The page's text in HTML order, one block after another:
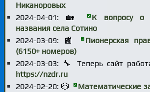
Никаноровых
2024-04-01: 🏡
К вопросу о
названия села Сотино
2024-03-09: 📰
Пионерская
(6150+ номеров)
2024-03-03: 🔧 Теперь сайт
https://nzdr.ru
2024-02-20: 🎲
Математические